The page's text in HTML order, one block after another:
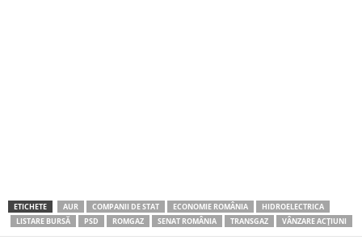
ETICHETE AUR COMPANII DE STAT ECONOMIE ROMÂNIA
HIDROELECTRICA
LISTARE BURSĂ
PSD ROMGAZ SENAT ROMÂNIA TRANSGAZ VÂNZARE ACȚIUNI